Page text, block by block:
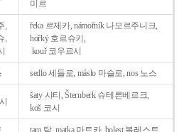
미르
,
,
řeka 르제카, námořník 나모르주니크,
hořký 호르슈키,
kouř 코우르시
sedlo 세들로, máslo 마슬로, nos 노스
šaty 샤티, Šternberk 슈테른베르크,
koš 코시
tam 탐, matka 마트카, bolest 볼레스트